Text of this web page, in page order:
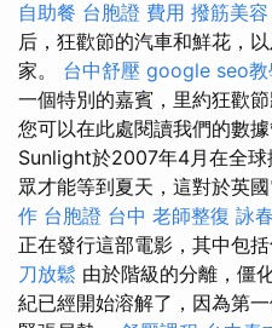
自助餐 台胞證 費用 撥筋美容
后，狂歡節的汽車和鮮花，
家。 台中舒壓 google seo教
一個特別的嘉賓，里約狂歡
您可以在此處閱讀我們的數據
Sunlight於2007年4月在全
眾才能等到夏天，這對於英
作 台胞證 台中 老師整復 詠春
正在發行這部電影，其中包
刀放鬆 由於階級的分離，僵
紀已經開始溶解了，因為第